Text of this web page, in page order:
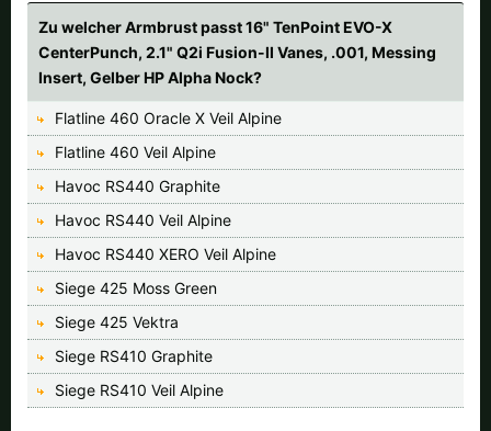
Zu welcher Armbrust passt 16" TenPoint EVO-X
CenterPunch, 2.1" Q2i Fusion-II Vanes, .001, Messing
Insert, Gelber HP Alpha Nock?
Flatline 460 Oracle X Veil Alpine
Flatline 460 Veil Alpine
Havoc RS440 Graphite
Havoc RS440 Veil Alpine
Havoc RS440 XERO Veil Alpine
Siege 425 Moss Green
Siege 425 Vektra
Siege RS410 Graphite
Siege RS410 Veil Alpine